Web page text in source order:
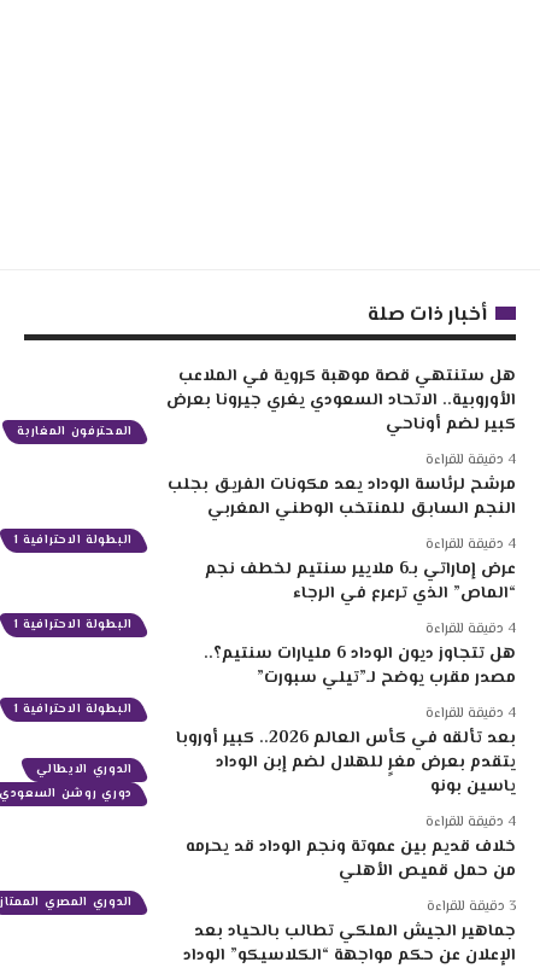
أخبار ذات صلة
المحترفون المغاربة
هل ستنتهي قصة موهبة كروية في الملاعب
الأوروبية.. الاتحاد السعودي يغري جيرونا بعرض
كبير لضم أوناحي
البطولة الاحترافية 1
مرشح لرئاسة الوداد يعد مكونات الفريق بجلب
النجم السابق للمنتخب الوطني المغربي
البطولة الاحترافية 1
عرض إماراتي بـ6 ملايير سنتيم لخطف نجم
“الماص” الذي ترعرع في الرجاء
البطولة الاحترافية 1
هل تتجاوز ديون الوداد 6 مليارات سنتيم؟..
مصدر مقرب يوضح لـ”تيلي سبورت”
الدوري الايطالي
دوري روشن السعودي
بعد تألقه في كأس العالم 2026.. كبير أوروبا
يتقدم بعرض مغرٍ للهلال لضم إبن الوداد
ياسين بونو
الدوري المصري الممتاز
خلاف قديم بين عموتة ونجم الوداد قد يحرمه
من حمل قميص الأهلي
جماهير الجيش الملكي تطالب بالحياد بعد
الإعلان عن حكم مواجهة “الكلاسيكو” الوداد